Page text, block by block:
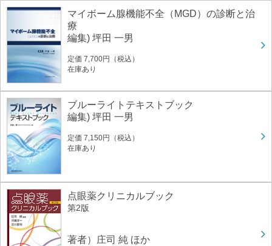
マイボーム腺機能不全（MGD）の診断と治
療
編集) 坪田 一男
定価 7,700円（税込）
在庫あり
ブルーライトテキストブック
編集) 坪田 一男
定価 7,150円（税込）
在庫あり
点眼薬クリニカルブック
第2版
著者）庄司 純 ほか